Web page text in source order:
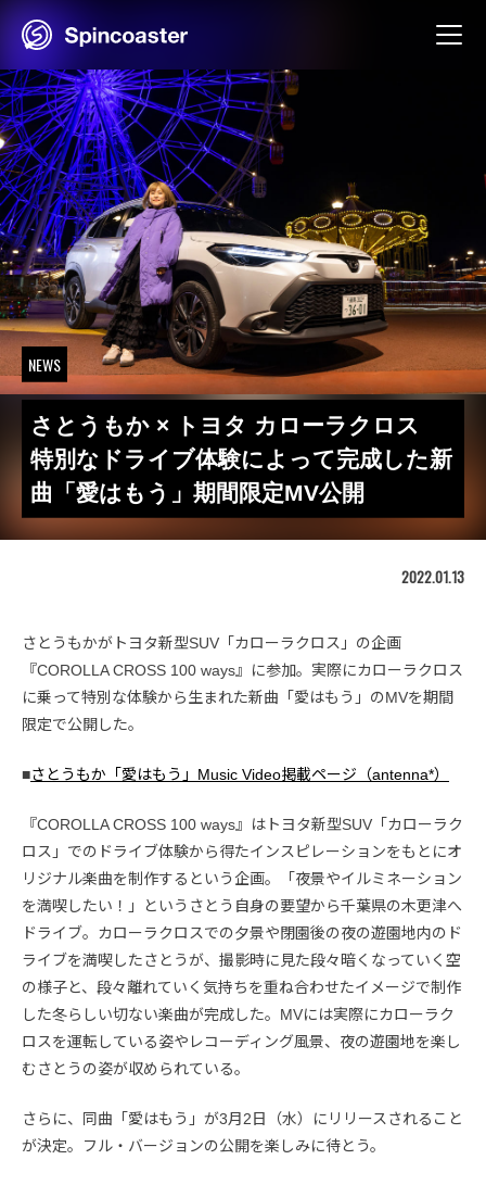
Skip
NEWS
さとうもか × トヨタ カローラクロス
特別なドライブ体験によって完成した新
曲「愛はもう」期間限定MV公開
2022.01.13
さとうもかがトヨタ新型SUV「カローラクロス」の企画
『COROLLA CROSS 100 ways』に参加。実際にカローラクロス
に乗って特別な体験から生まれた新曲「愛はもう」のMVを期間
限定で公開した。
■さとうもか「愛はもう」Music Video掲載ページ（antenna*）
『COROLLA CROSS 100 ways』はトヨタ新型SUV「カローラク
ロス」でのドライブ体験から得たインスピレーションをもとにオ
リジナル楽曲を制作するという企画。「夜景やイルミネーション
を満喫したい！」というさとう自身の要望から千葉県の木更津へ
ドライブ。カローラクロスでの夕景や閉園後の夜の遊園地内のド
ライブを満喫したさとうが、撮影時に見た段々暗くなっていく空
の様子と、段々離れていく気持ちを重ね合わせたイメージで制作
した冬らしい切ない楽曲が完成した。MVには実際にカローラク
ロスを運転している姿やレコーディング風景、夜の遊園地を楽し
むさとうの姿が収められている。
さらに、同曲「愛はもう」が3月2日（水）にリリースされること
が決定。フル・バージョンの公開を楽しみに待とう。